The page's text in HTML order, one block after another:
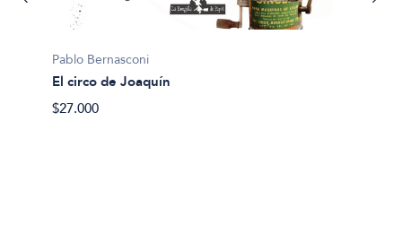
Pablo Bernasconi
El circo de Joaquín
$27.000